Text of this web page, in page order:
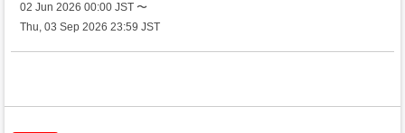
02 Jun 2026 00:00 JST 〜
Thu, 03 Sep 2026 23:59 JST